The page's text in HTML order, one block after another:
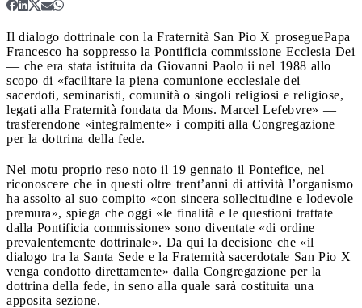
Il dialogo dottrinale con la Fraternità San Pio X proseguePapa
Francesco ha soppresso la Pontificia commissione Ecclesia Dei
— che era stata istituita da Giovanni Paolo ii nel 1988 allo
scopo di «facilitare la piena comunione ecclesiale dei
sacerdoti, seminaristi, comunità o singoli religiosi e religiose,
legati alla Fraternità fondata da Mons. Marcel Lefebvre» —
trasferendone «integralmente» i compiti alla Congregazione
per la dottrina della fede.
Nel motu proprio reso noto il 19 gennaio il Pontefice, nel
riconoscere che in questi oltre trent’anni di attività l’organismo
ha assolto al suo compito «con sincera sollecitudine e lodevole
premura», spiega che oggi «le finalità e le questioni trattate
dalla Pontificia commissione» sono diventate «di ordine
prevalentemente dottrinale». Da qui la decisione che «il
dialogo tra la Santa Sede e la Fraternità sacerdotale San Pio X
venga condotto direttamente» dalla Congregazione per la
dottrina della fede, in seno alla quale sarà costituita una
apposita sezione.